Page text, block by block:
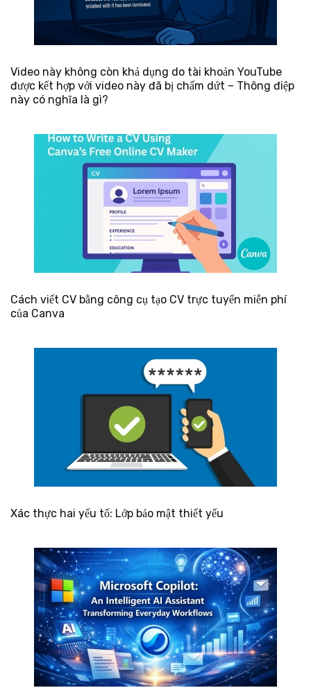
Video này không còn khả dụng do tài khoản YouTube
được kết hợp với video này đã bị chấm dứt – Thông điệp
này có nghĩa là gì?
Cách viết CV bằng công cụ tạo CV trực tuyến miễn phí
của Canva
Xác thực hai yếu tố: Lớp bảo mật thiết yếu